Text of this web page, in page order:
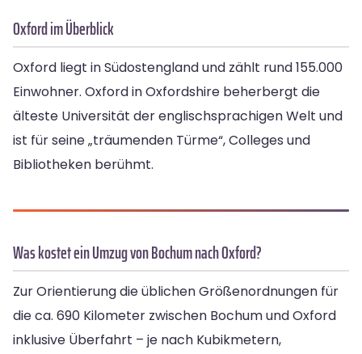
Oxford im Überblick
Oxford liegt in Südostengland und zählt rund 155.000
Einwohner. Oxford in Oxfordshire beherbergt die
älteste Universität der englischsprachigen Welt und
ist für seine „träumenden Türme“, Colleges und
Bibliotheken berühmt.
Was kostet ein Umzug von Bochum nach Oxford?
Zur Orientierung die üblichen Größenordnungen für
die ca. 690 Kilometer zwischen Bochum und Oxford
inklusive Überfahrt – je nach Kubikmetern,